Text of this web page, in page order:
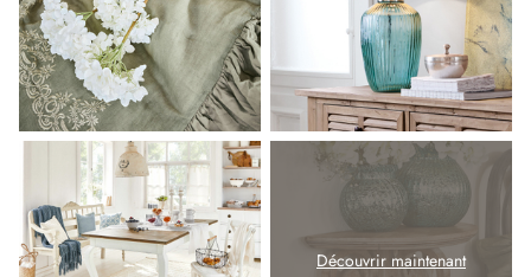
Découvrir maintenant